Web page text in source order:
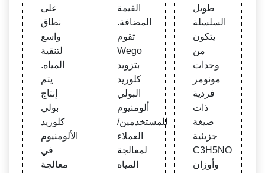
على
نطاق
واسع
لتنقية
المياه.
يتم
إنتاج
بولي
كلوريد
الألومنيوم
في
معالجة
القيمة
المضافة.
تقوم
Wego
بتزويد
كلوريد
البولي
ألومنيوم
للمستخدمين/
العملاء
لمعالجة
المياه
طويل
السلسلة
يتكون
من
وحدات
مونومر
فردية
ذات
صيغة
جزيئية
C3H5NO
وأوزان